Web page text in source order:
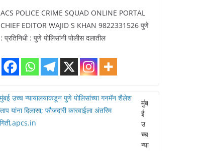
ACS POLICE CRIME SQUAD ONLINE PORTAL
CHIEF EDITOR WAJID S KHAN 9822331526 पुणे
: प्रतिनिधी : पुणे पोलिसांनी पोलीस दलातील
मुंब
ई
उ
च्च
न्या